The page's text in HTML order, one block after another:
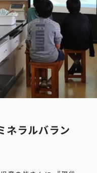
ラルバラン